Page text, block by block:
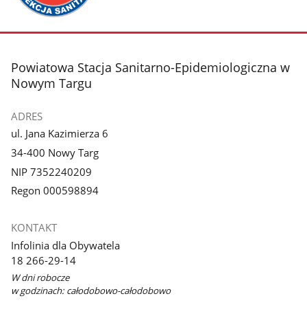
stopka
Powiatowa Stacja Sanitarno-Epidemiologiczna w
Nowym Targu
ADRES
ul. Jana Kazimierza 6
34-400 Nowy Targ
NIP 7352240209
Regon 000598894
KONTAKT
Infolinia dla Obywatela
18 266-29-14
W dni robocze
w godzinach: całodobowo-całodobowo